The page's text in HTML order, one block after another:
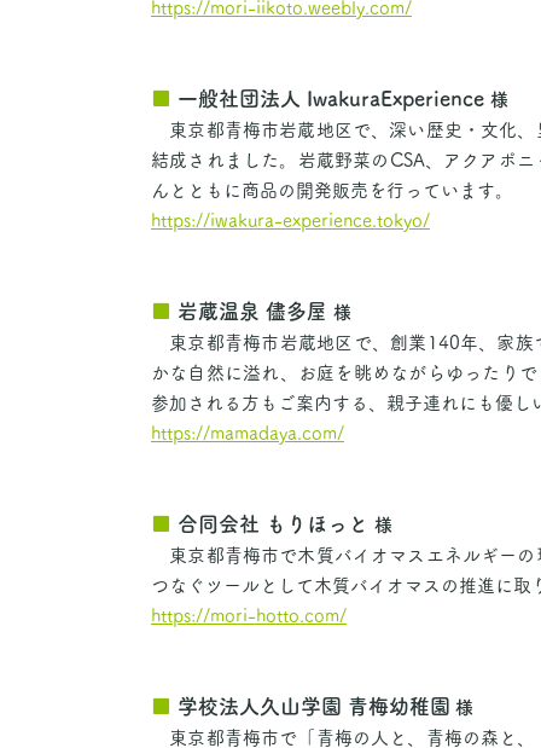
https://mori-iikoto.weebly.com/
■ 一般社団法人 IwakuraExperience 様
東京都青梅市岩蔵地区で、深い歴史・文化
結成されました。岩蔵野菜のCSA、アクアポ
んとともに商品の開発販売を行っています。
https://iwakura-experience.tokyo/
■ 岩蔵温泉 儘多屋 様
東京都青梅市岩蔵地区で、創業140年、家族
かな自然に溢れ、お庭を眺めながらゆったり
参加される方もご案内する、親子連れにも優し
https://mamadaya.com/
■ 合同会社 もりほっと 様
東京都青梅市で木質バイオマスエネルギー
つなぐツールとして木質バイオマスの推進に取
https://mori-hotto.com/
■ 学校法人久山学園 青梅幼稚園 様
東京都青梅市で「青梅の人と、青梅の森と